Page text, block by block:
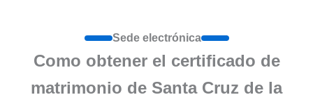
Sede electrónica
Como obtener el certificado de
matrimonio de Santa Cruz de la